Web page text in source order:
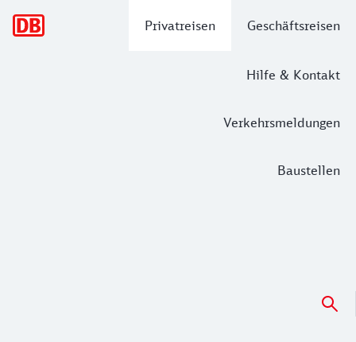
Privatreisen Geschäftsreisen
Hilfe & Kontakt
Verkehrsmeldungen
Baustellen